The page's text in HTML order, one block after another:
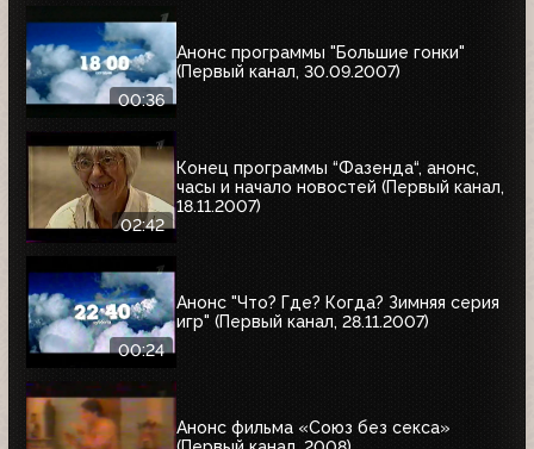
00:36
Анонс программы "Большие гонки"
(Первый канал, 30.09.2007)
02:42
Конец программы “Фазенда“, анонс,
часы и начало новостей (Первый канал,
18.11.2007)
00:24
Анонс "Что? Где? Когда? Зимняя серия
игр" (Первый канал, 28.11.2007)
Анонс фильма «Союз без секса»